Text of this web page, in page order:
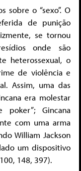
sobre o “sexo”. O
de punição
se tornou
onde são
heterossexual, o
de violência e
Assim, uma das
era molestar
poker”; Gincana
com uma arma
William Jackson
um dispositivo
148, 397).